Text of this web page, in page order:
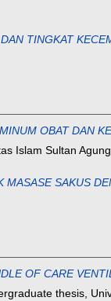
TINGKAT
OBAT DAN
Islam Sultan
MASASE SAKUS
OF CARE
thesis,